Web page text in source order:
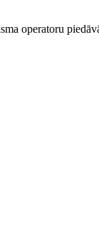
operatoru